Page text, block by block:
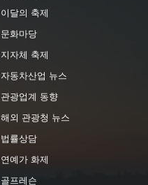
이달의 축제
문화마당
지자체 축제
자동차산업 뉴스
관광업계 동향
해외 관광청 뉴스
법률상담
연예가 화제
골프레슨